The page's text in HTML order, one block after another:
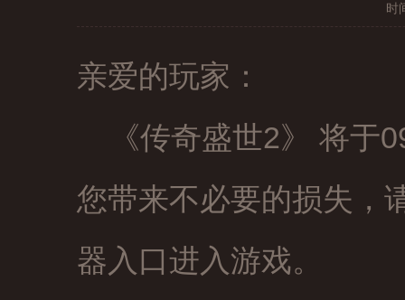
查看所有服务器
时
亲爱的玩家：
《传奇盛世2》 将于
您带来不必要的损失，
器入口进入游戏。